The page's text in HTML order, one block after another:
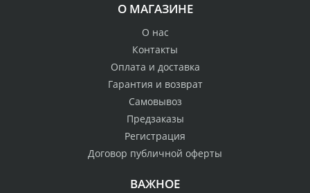
О МАГАЗИНЕ
О нас
Контакты
Оплата и доставка
Гарантия и возврат
Самовывоз
Предзаказы
Регистрация
Договор публичной оферты
ВАЖНОЕ